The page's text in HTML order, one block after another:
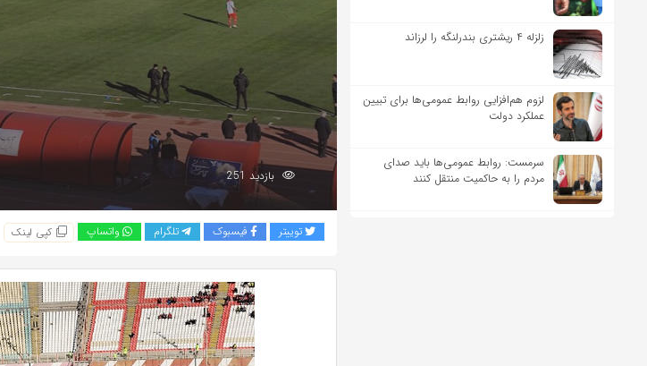
زلزله ۴ ریشتری بندرلنگه را لرزاند
لزوم هم‌افزایی روابط‌ عمومی‌ها برای تبیین
عملکرد دولت
سرمست: روابط عمومی‌ها باید صدای
مردم را به حاکمیت منتقل کنند
بازدید 251
توییتر فیسبوک تلگرام واتساپ کپی لینک